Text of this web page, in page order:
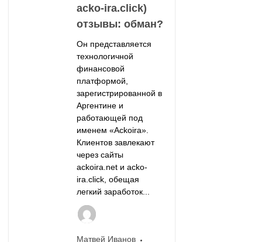
acko-ira.click)
отзывы: обман?
Он представляется
технологичной
финансовой
платформой,
зарегистрированной в
Аргентине и
работающей под
именем «Ackoira».
Клиентов завлекают
через сайты
ackoira.net и acko-
ira.click, обещая
легкий заработок...
Матвей Иванов